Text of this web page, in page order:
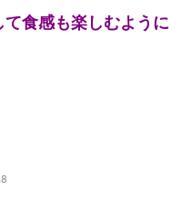
食感も楽しむように